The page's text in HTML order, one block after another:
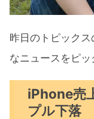
昨日のトピック
なニュースをピッ
iPhone売
プル下落